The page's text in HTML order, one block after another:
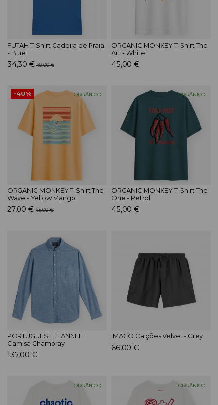
FUTAH T-Shirt Cadeira de Praia
- Blue
34,30 € 49,00 €
ORGANIC MONKEY T-Shirt The
Art - White
45,00 €
ORGÂNICO
-40%
ORGANIC MONKEY T-Shirt The
Wave - Yellow Mango
27,00 € 45,00 €
ORGÂNICO
ORGANIC MONKEY T-Shirt The
One - Petrol
45,00 €
PORTUGUESE FLANNEL
Camisa Chambray
137,00 €
IMAGO Calções Velvet - Grey
66,00 €
ORGÂNICO ORGÂNICO